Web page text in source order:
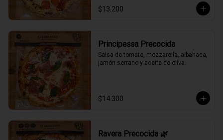
$13.200
Principessa Precocida
Salsa de tomate, mozzarella, albahaca,
jamón serrano y aceite de oliva.
$14.300
Ravera Precocida 🌿